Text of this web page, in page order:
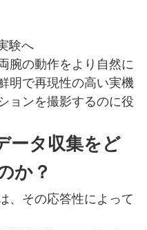
験へ
腕の動作をより自然に
明で再現性の高い実機
ョンを撮影するのに役
ータ収集をど
か？
、その応答性によって